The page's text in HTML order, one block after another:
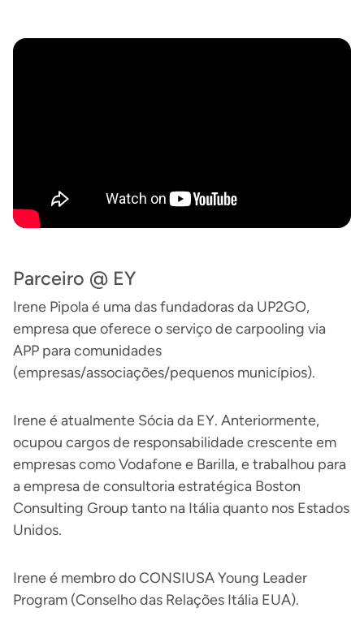
Parceiro @ EY
Irene Pipola é uma das fundadoras da UP2GO,
empresa que oferece o serviço de carpooling via
APP para comunidades
(empresas/associações/pequenos municípios).
Irene é atualmente Sócia da EY. Anteriormente,
ocupou cargos de responsabilidade crescente em
empresas como Vodafone e Barilla, e trabalhou para
a empresa de consultoria estratégica Boston
Consulting Group tanto na Itália quanto nos Estados
Unidos.
Irene é membro do CONSIUSA Young Leader
Program (Conselho das Relações Itália EUA).